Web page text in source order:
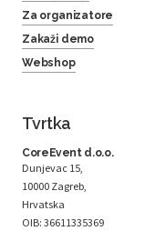
Za organizatore
Zakaži demo
Webshop
Tvrtka
CoreEvent d.o.o.
Dunjevac 15,
10000 Zagreb,
Hrvatska
OIB: 36611335369